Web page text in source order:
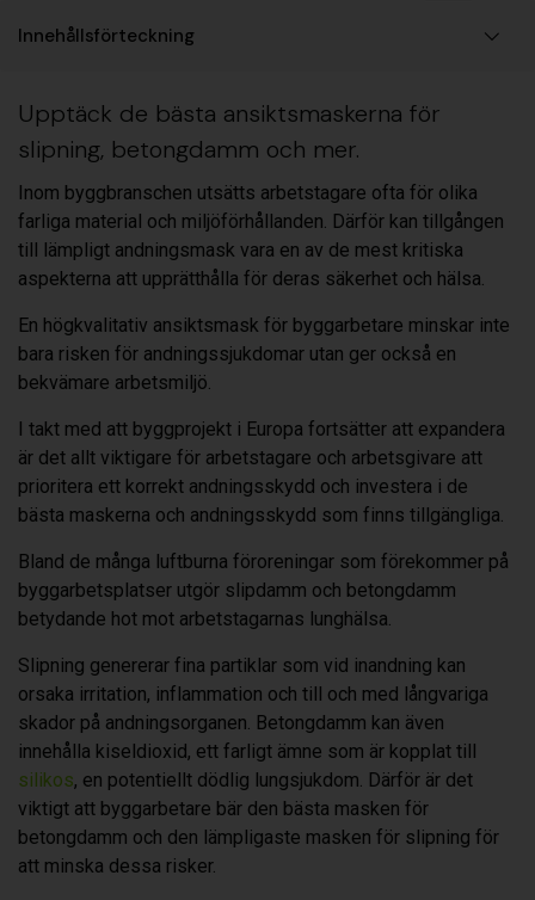
Innehållsförteckning
Upptäck de bästa ansiktsmaskerna för
slipning, betongdamm och mer.
Inom byggbranschen utsätts arbetstagare ofta för olika
farliga material och miljöförhållanden. Därför kan tillgången
till lämpligt andningsmask vara en av de mest kritiska
aspekterna att upprätthålla för deras säkerhet och hälsa.
En högkvalitativ ansiktsmask för byggarbetare minskar inte
bara risken för andningssjukdomar utan ger också en
bekvämare arbetsmiljö.
I takt med att byggprojekt i Europa fortsätter att expandera
är det allt viktigare för arbetstagare och arbetsgivare att
prioritera ett korrekt andningsskydd och investera i de
bästa maskerna och andningsskydd som finns tillgängliga.
Bland de många luftburna föroreningar som förekommer på
byggarbetsplatser utgör slipdamm och betongdamm
betydande hot mot arbetstagarnas lunghälsa.
Slipning genererar fina partiklar som vid inandning kan
orsaka irritation, inflammation och till och med långvariga
skador på andningsorganen. Betongdamm kan även
innehålla kiseldioxid, ett farligt ämne som är kopplat till
silikos, en potentiellt dödlig lungsjukdom. Därför är det
viktigt att byggarbetare bär den bästa masken för
betongdamm och den lämpligaste masken för slipning för
att minska dessa risker.